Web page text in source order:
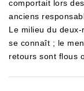
comportait lors
anciens
Le milieu du
se connaît ; le
retours sont flous